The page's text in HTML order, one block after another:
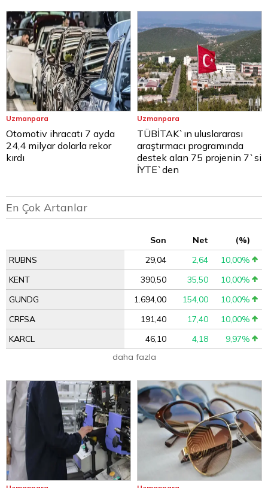
Uzmanpara
Otomotiv ihracatı 7 ayda
24,4 milyar dolarla rekor
kırdı
Uzmanpara
TÜBİTAK`ın uluslararası
araştırmacı programında
destek alan 75 projenin 7`si
İYTE`den
En Çok Artanlar
Son Net
(%)
RUBNS
29,04 2,64
10,00%
KENT
390,50 35,50
10,00%
GUNDG
1.694,00 154,00
10,00%
CRFSA
191,40 17,40
10,00%
KARCL
46,10 4,18
9,97%
daha fazla